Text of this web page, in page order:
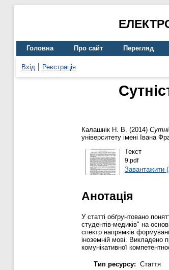
Головна Про сайт Перегляд
Вхід Реєстрація
Калашнік Н. В. (2014)
університету імені Івана
Текст
9.pdf
Завантажити
Анотація
У статті обґрунтовано
студентів-медиків" на
спектр напрямків
іноземній мові. Викладено
комунікативної
Тип ресурсу: Стаття